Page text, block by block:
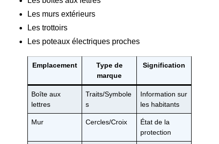
Les murs extérieurs
Les trottoirs
Les poteaux électriques proches
Emplacement
Type de
marque
Signification
Boîte aux
lettres
Traits/Symbole
s
Information sur
les habitants
Mur Cercles/Croix
État de la
protection